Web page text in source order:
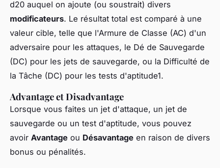
d20 auquel on ajoute (ou soustrait) divers
modificateurs. Le résultat total est comparé à une
valeur cible, telle que l'Armure de Classe (AC) d'un
adversaire pour les attaques, le Dé de Sauvegarde
(DC) pour les jets de sauvegarde, ou la Difficulté de
la Tâche (DC) pour les tests d'aptitude1.
Advantage et Disadvantage
Lorsque vous faites un jet d'attaque, un jet de
sauvegarde ou un test d'aptitude, vous pouvez
avoir Avantage ou Désavantage en raison de divers
bonus ou pénalités.